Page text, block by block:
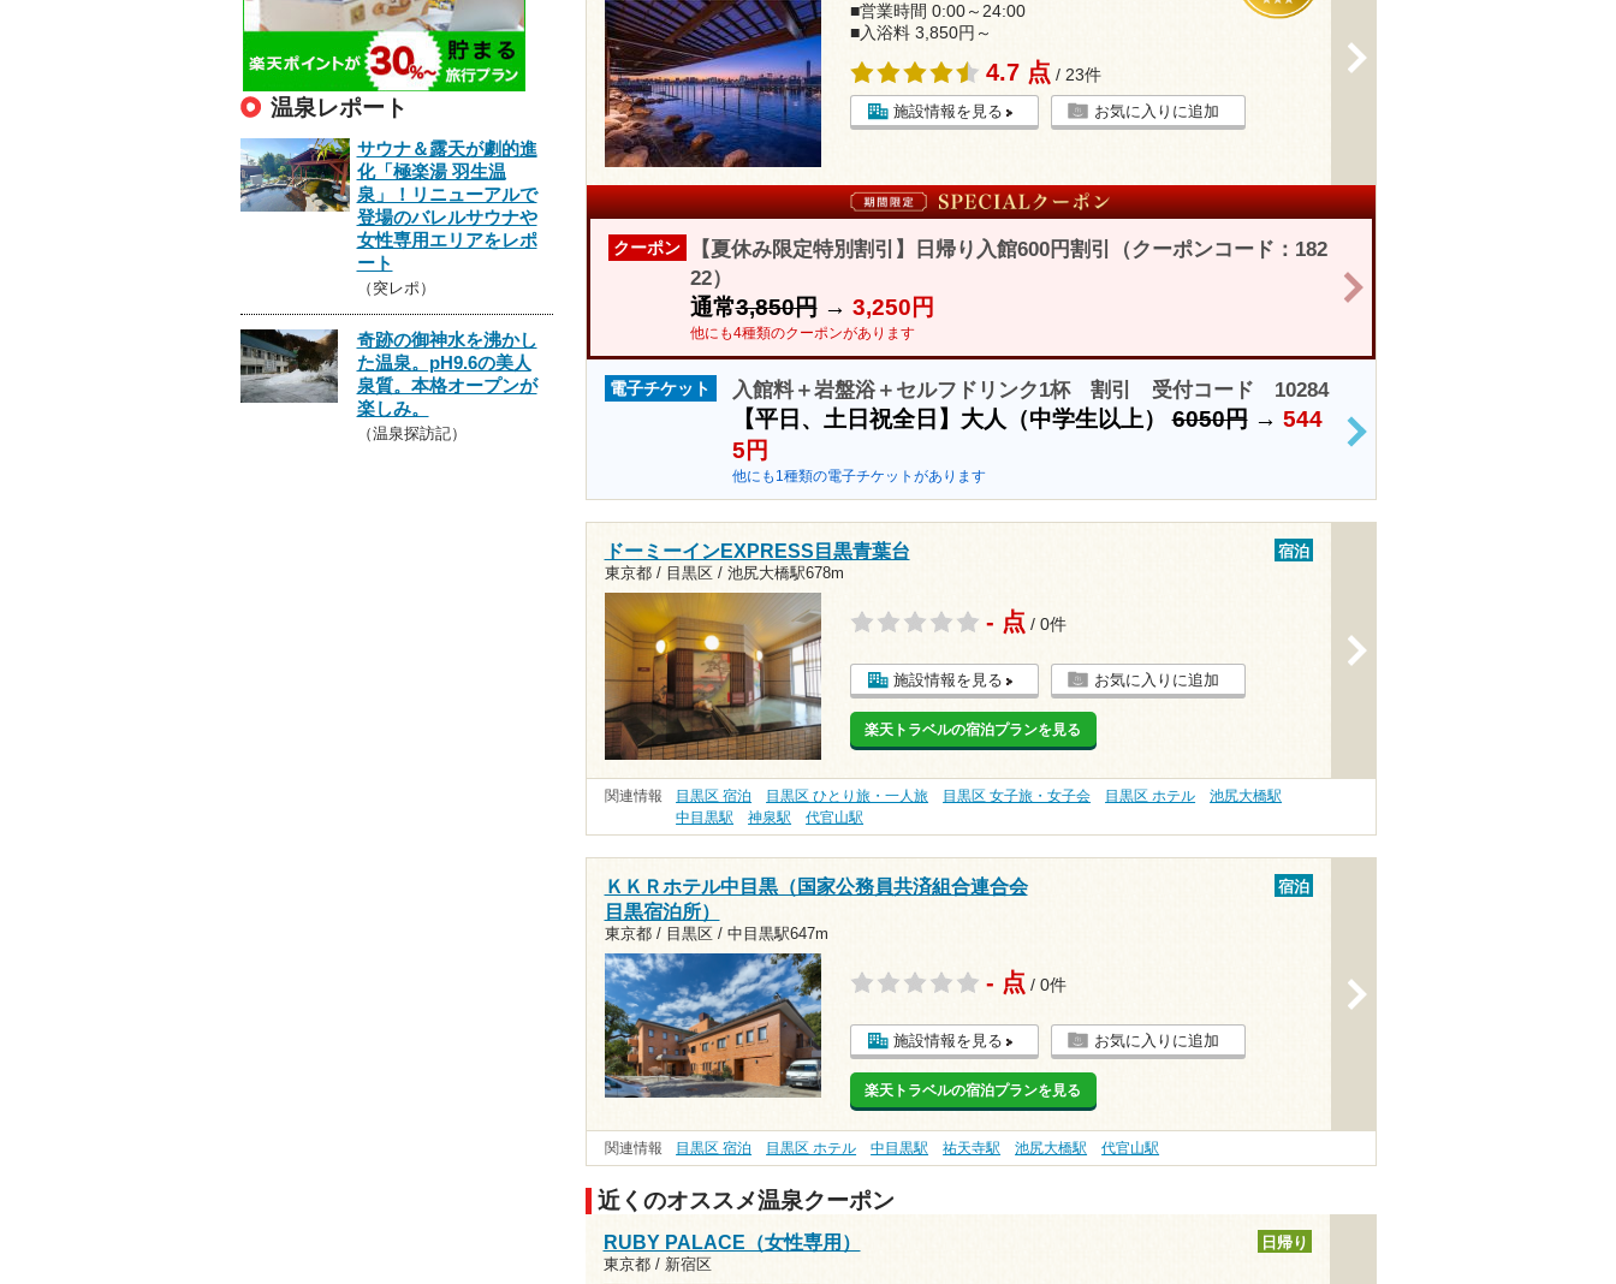
■営業時間 0:00～24:00
■入浴料 3,850円～
4.7 点 / 23件
施設情報を見る お気に入りに追加
クーポン
【夏休み限定特別割引】日帰り入館600円割引（クーポンコード：182
22）
通常3,850円→ 3,250円
他にも4種類のクーポンがあります
電子チケット 入館料＋岩盤浴＋セルフドリンク1杯 割引 受付コード 10284
【平日、土日祝全日】大人（中学生以上）6050円→ 544
5円
他にも1種類の電子チケットがあります
>
ドーミーインEXPRESS目黒青葉台
東京都 / 目黒区 / 池尻大橋駅678m
宿泊
- 点 / 0件
施設情報を見る お気に入りに追加
楽天トラベルの宿泊プランを見る
関連情報 目黒区 宿泊 目黒区 ひとり旅・一人旅 目黒区 女子旅・女子会 目黒区 ホテル
池尻大橋駅
中目黒駅
神泉駅 代官山駅
ＫＫＲホテル中目黒（国家公務員共済組合連合会
目黒宿泊所）
東京都 / 目黒区 / 中目黒駅647m
宿泊
- 点 / 0件
施設情報を見る お気に入りに追加
楽天トラベルの宿泊プランを見る
関連情報 目黒区 宿泊 目黒区 ホテル 中目黒駅 祐天寺駅 池尻大橋駅 代官山駅
近くのオススメ温泉クーポン
RUBY PALACE（女性専用）
東京都 / 新宿区
日帰り
温泉レポート
サウナ＆露天が劇的進
化「極楽湯 羽生温
泉」！リニューアルで
登場のバレルサウナや
女性専用エリアをレポ
ート
（突レポ）
奇跡の御神水を沸かし
た温泉。pH9.6の美人
泉質。本格オープンが
楽しみ。
（温泉探訪記）